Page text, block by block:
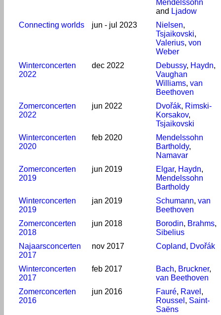
Mendelssohn
and Ljadow
Connecting worlds
jun - jul 2023 Nielsen,
Tsjaikovski,
Valerius, von
Weber
Winterconcerten
2022
dec 2022 Debussy, Haydn,
Vaughan
Williams, van
Beethoven
Zomerconcerten
2022
jun 2022 Dvořák, Rimski-
Korsakov,
Tsjaikovski
Winterconcerten
2020
feb 2020
Mendelssohn
Bartholdy,
Namavar
Zomerconcerten
2019
jun 2019 Elgar, Haydn,
Mendelssohn
Bartholdy
Winterconcerten
2019
jan 2019 Schumann, van
Beethoven
Zomerconcerten
2018
jun 2018 Borodin, Brahms,
Sibelius
Najaarsconcerten
2017
nov 2017 Copland, Dvořák
Winterconcerten
2017
feb 2017 Bach, Bruckner,
van Beethoven
Zomerconcerten
2016
jun 2016 Fauré, Ravel ,
Roussel , Saint-
Saëns